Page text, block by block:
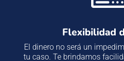
Flexibilidad
El dinero no será un
tu caso. Te brindamos